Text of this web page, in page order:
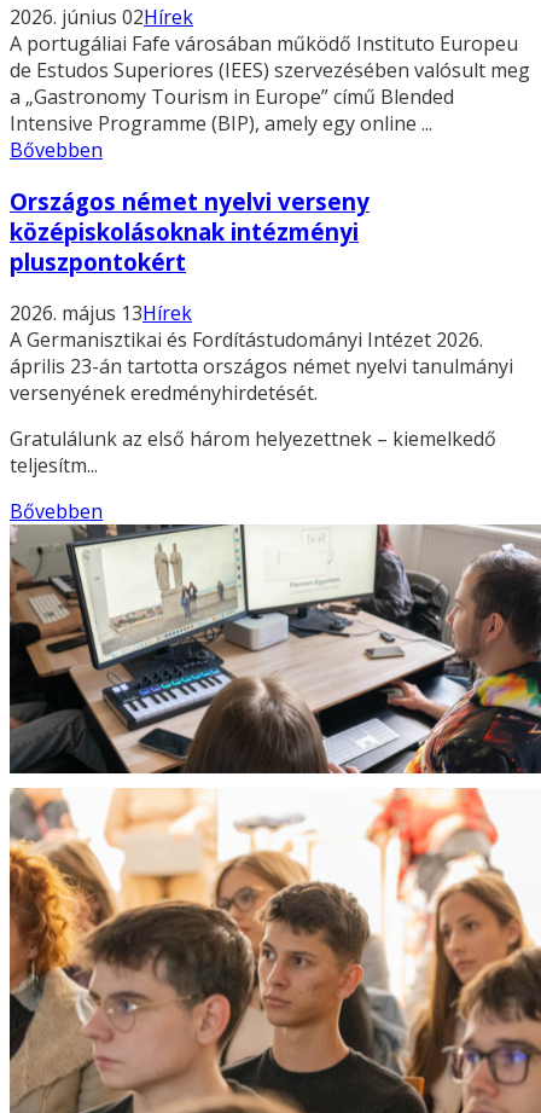
2026. június 02Hírek
A portugáliai Fafe városában működő Instituto Europeu
de Estudos Superiores (IEES) szervezésében valósult meg
a „Gastronomy Tourism in Europe” című Blended
Intensive Programme (BIP), amely egy online ...
Bővebben
Országos német nyelvi verseny
középiskolásoknak intézményi
pluszpontokért
2026. május 13Hírek
A Germanisztikai és Fordítástudományi Intézet 2026.
április 23-án tartotta országos német nyelvi tanulmányi
versenyének eredményhirdetését.
Gratulálunk az első három helyezettnek – kiemelkedő
teljesítm...
Bővebben